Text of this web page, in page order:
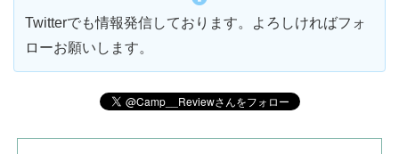
Twitterでも情報発信しております。よろしければフォ
ローお願いします。